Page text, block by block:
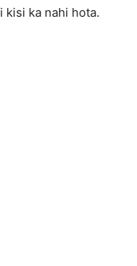
kisi ka nahi hota.